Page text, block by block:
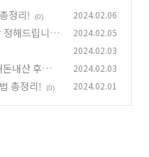
정리!
(0) 2024.02.06
정해드립니
2024.02.05
2024.02.03
내산 후기) 2024.02.03
총정리! (0) 2024.02.01